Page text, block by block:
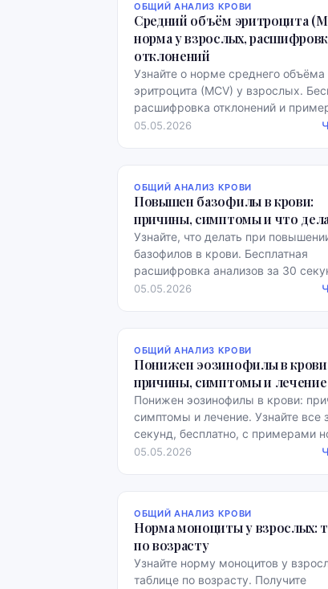
ОБЩИЙ АНАЛИЗ КРОВИ
Средний объём эритроцита
норма у взрослых,
отклонений
Узнайте о норме среднего объёма
эритроцита (MCV) у взрослых.
расшифровка отклонений и
норм за 30 секунд.
05.05.2026
ОБЩИЙ АНАЛИЗ КРОВИ
Повышен базофилы в крови:
причины, симптомы и что
Узнайте, что делать при
базофилов в крови. Бесплатная
расшифровка анализов за 30
примерами норм. Читайте далее!
05.05.2026
ОБЩИЙ АНАЛИЗ КРОВИ
Понижен эозинофилы в
причины, симптомы и лечение
Понижен эозинофилы в крови:
симптомы и лечение. Узнайте все
секунд, бесплатно, с примерами
05.05.2026
ОБЩИЙ АНАЛИЗ КРОВИ
Норма моноциты у взрослых:
по возрасту
Узнайте норму моноцитов у
таблице по возрасту. Получите